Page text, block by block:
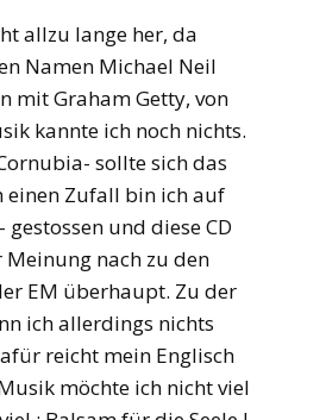
allzu lange her, da
Namen Michael Neil
mit Graham Getty, von
kannte ich noch nichts.
sollte sich das
einen Zufall bin ich auf
und diese CD
nach zu den
EM überhaupt. Zu der
ich allerdings nichts
reicht mein Englisch
möchte ich nicht viel